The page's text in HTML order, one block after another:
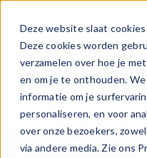
Deze website slaat
Deze cookies worden
verzamelen over hoe je
en om je te onthouden.
informatie om je
personaliseren, en voor
over onze bezoekers,
via andere media. Zie ons
naar
inhoud
Vacatures
Voor werknemers